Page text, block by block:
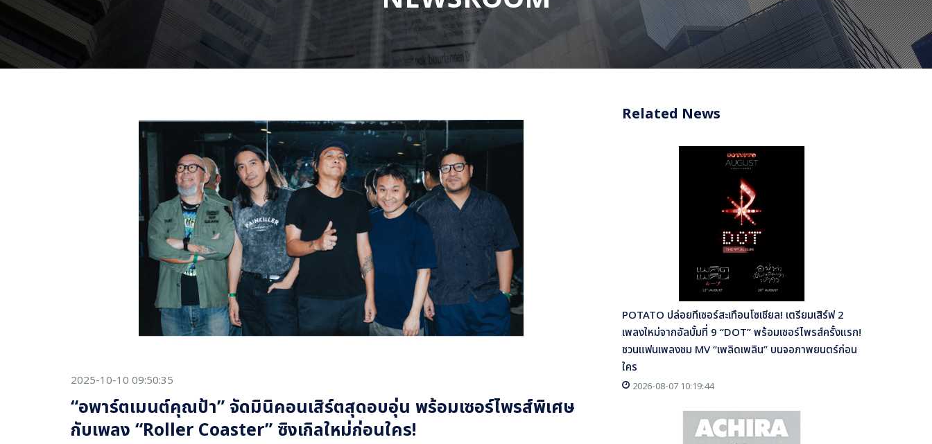
2025-10-10 09:50:35
“อพาร์ตเมนต์คุณป้า” จัดมินิคอนเสิร์ตสุดอบอุ่น พร้อมเซอร์ไพรส์พิเศษ
กับเพลง “Roller Coaster” ซิงเกิลใหม่ก่อนใคร!
Related News
POTATO ปล่อยทีเซอร์สะเทือนโซเชียล! เตรียมเสิร์ฟ 2
เพลงใหม่จากอัลบั้มที่ 9 “DOT” พร้อมเซอร์ไพรส์ครั้งแรก!
ชวนแฟนเพลงชม MV “เพลิดเพลิน” บนจอภาพยนตร์ก่อน
ใคร
2026-08-07 10:19:44